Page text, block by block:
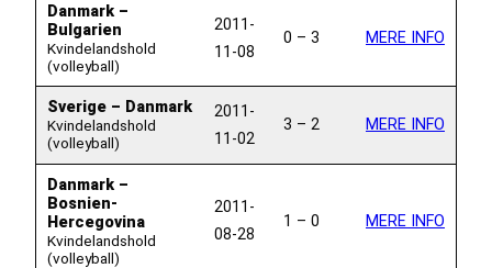
Danmark –
Bulgarien
Kvindelandshold
(volleyball)
2011-
11-08
0 – 3 MERE INFO
Sverige – Danmark
Kvindelandshold
(volleyball)
2011-
11-02
3 – 2 MERE INFO
Danmark –
Bosnien-
Hercegovina
Kvindelandshold
(volleyball)
2011-
08-28
1 – 0 MERE INFO